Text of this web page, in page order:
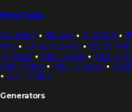
Free Tools
3D 변환기 • 3D 뷰어 • GLB 뷰어 •
펙터 • UV 맵 인스펙터 • UV 맵 추출
-> USDZ • OBJ -> GLB • FBX ->
FBX -> OBJ • OBJ -> USDZ •
• PLY -> OBJ
Generators